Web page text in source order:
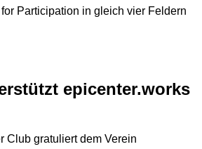
Participation in gleich vier Feldern
epicenter.works
Club gratuliert dem Verein